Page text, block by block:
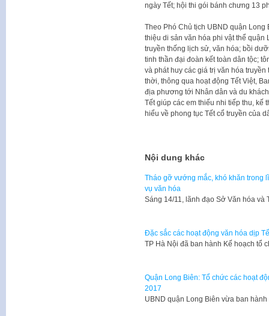
ngày Tết; hội thi gói bánh chưng 13
Theo Phó Chủ tịch UBND quận
thiệu di sản văn hóa phi vật thể
truyền thống lịch sử, văn hóa; bồi
tinh thần đại đoàn kết toàn dân tộc;
và phát huy các giá trị văn hóa
thời, thông qua hoạt động Tết Việt,
địa phương tới Nhân dân và du
Tết giúp các em thiếu nhi tiếp thu,
hiểu về phong tục Tết cổ truyền của
Nội dung khác
Tháo gỡ vướng mắc, khó khăn trong
vụ văn hóa
Sáng 14/11, lãnh đạo Sở Văn hóa
Đặc sắc các hoạt động văn hóa dịp
​TP Hà Nội đã ban hành Kế hoạch tổ
Quận Long Biên: Tổ chức các hoạt
2017
UBND quận Long Biên vừa ban